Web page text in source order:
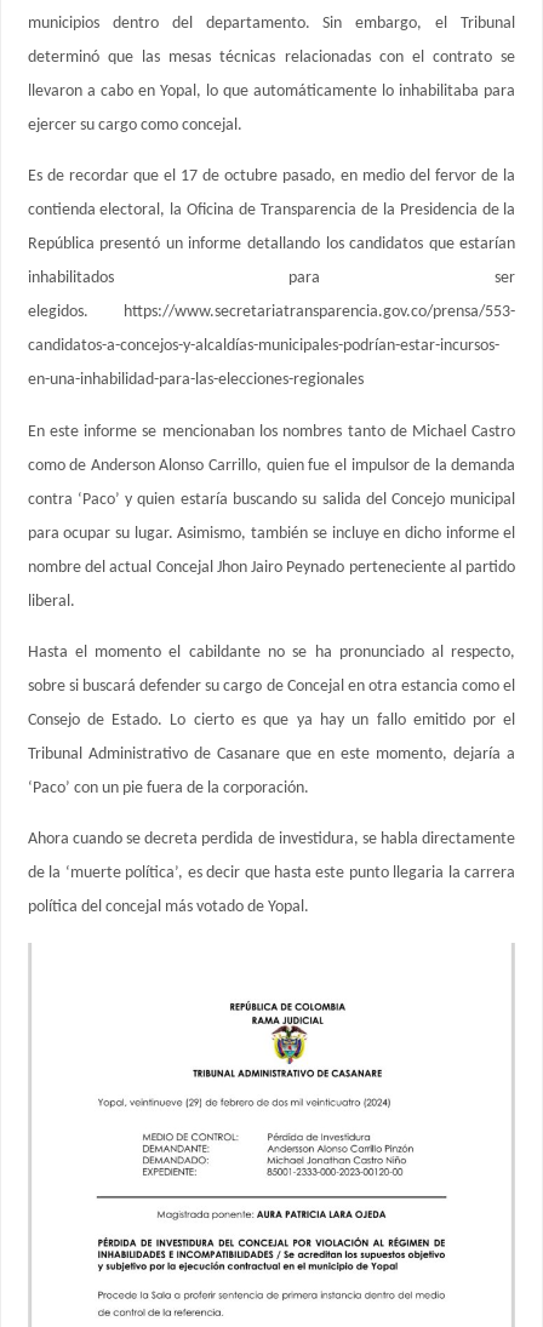
municipios dentro del departamento. Sin embargo, el Tribunal
determinó que las mesas técnicas relacionadas con el contrato se
llevaron a cabo en Yopal, lo que automáticamente lo inhabilitaba para
ejercer su cargo como concejal.
Es de recordar que el 17 de octubre pasado, en medio del fervor de la
contienda electoral, la Oficina de Transparencia de la Presidencia de la
República presentó un informe detallando los candidatos que estarían
inhabilitados para ser
elegidos. https://www.secretariatransparencia.gov.co/prensa/553-
candidatos-a-concejos-y-alcaldías-municipales-podrían-estar-incursos-
en-una-inhabilidad-para-las-elecciones-regionales
En este informe se mencionaban los nombres tanto de Michael Castro
como de Anderson Alonso Carrillo, quien fue el impulsor de la demanda
contra ‘Paco’ y quien estaría buscando su salida del Concejo municipal
para ocupar su lugar. Asimismo, también se incluye en dicho informe el
nombre del actual Concejal Jhon Jairo Peynado perteneciente al partido
liberal.
Hasta el momento el cabildante no se ha pronunciado al respecto,
sobre si buscará defender su cargo de Concejal en otra estancia como el
Consejo de Estado. Lo cierto es que ya hay un fallo emitido por el
Tribunal Administrativo de Casanare que en este momento, dejaría a
‘Paco’ con un pie fuera de la corporación.
Ahora cuando se decreta perdida de investidura, se habla directamente
de la ‘muerte política’, es decir que hasta este punto llegaria la carrera
política del concejal más votado de Yopal.